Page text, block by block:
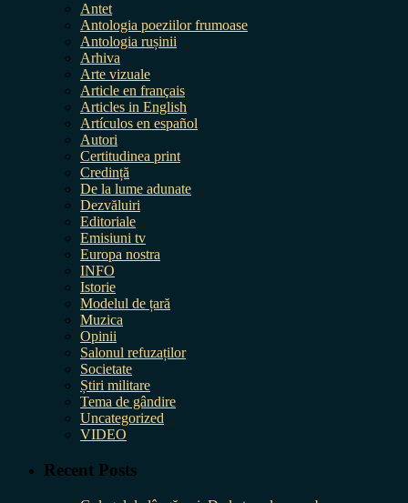
Antet
Antologia poeziilor frumoase
Antologia rușinii
Arhiva
Arte vizuale
Article en français
Articles in English
Artículos en español
Autori
Certitudinea print
Credință
De la lume adunate
Dezvăluiri
Editoriale
Emisiuni tv
Europa nostra
INFO
Istorie
Modelul de țară
Muzica
Opinii
Salonul refuzaților
Societate
Știri militare
Tema de gândire
Uncategorized
VIDEO
Recent Posts